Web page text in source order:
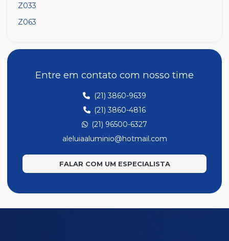
Z033
Z063
Entre em contato com nosso time
(21) 3860-9639
(21) 3860-4816
(21) 96500-6327
aleluiaaluminio@hotmail.com
FALAR COM UM ESPECIALISTA